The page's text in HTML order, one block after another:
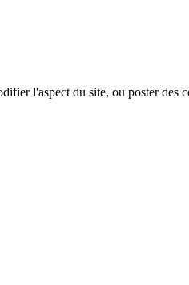
l'aspect du site, ou poster des